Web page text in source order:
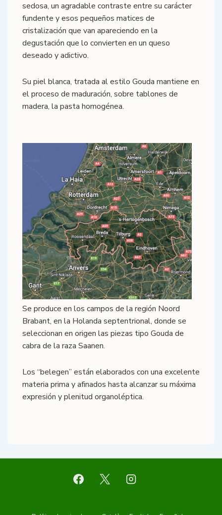
sedosa, un agradable contraste entre su carácter
fundente y esos pequeños matices de
cristalización que van apareciendo en la
degustación que lo convierten en un queso
deseado y adictivo.
Su piel blanca, tratada al estilo Gouda mantiene en
el proceso de maduración, sobre tablones de
madera, la pasta homogénea.
Se produce en los campos de la región Noord
Brabant, en la Holanda septentrional, donde se
seleccionan en origen las piezas tipo Gouda de
cabra de la raza Saanen.
Los “belegen” están elaborados con una excelente
materia prima y afinados hasta alcanzar su máxima
expresión y plenitud organoléptica.